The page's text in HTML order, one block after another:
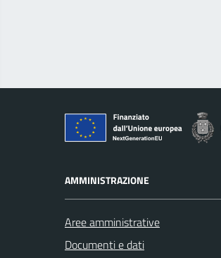
AMMINISTRAZIONE
Aree amministrative
Documenti e dati